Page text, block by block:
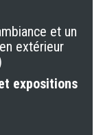
et un
extérieur
expositions